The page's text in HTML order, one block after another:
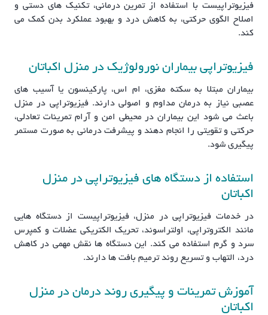
فیزیوتراپیست با استفاده از تمرین درمانی، تکنیک های دستی و
اصلاح الگوی حرکتی، به کاهش درد و بهبود عملکرد بدن کمک می
کند.
فیزیوتراپی بیماران نورولوژیک در منزل اکباتان
بیماران مبتلا به سکته مغزی، ام اس، پارکینسون یا آسیب های
عصبی نیاز به درمان مداوم و اصولی دارند. فیزیوتراپی در منزل
باعث می شود این بیماران در محیطی امن و آرام تمرینات تعادلی،
حرکتی و تقویتی را انجام دهند و پیشرفت درمانی به صورت مستمر
پیگیری شود.
استفاده از دستگاه های فیزیوتراپی در منزل
اکباتان
در خدمات فیزیوتراپی در منزل، فیزیوتراپیست از دستگاه هایی
مانند الکتروتراپی، اولتراسوند، تحریک الکتریکی عضلات و کمپرس
سرد و گرم استفاده می کند. این دستگاه ها نقش مهمی در کاهش
درد، التهاب و تسریع روند ترمیم بافت ها دارند.
آموزش تمرینات و پیگیری روند درمان در منزل
اکباتان